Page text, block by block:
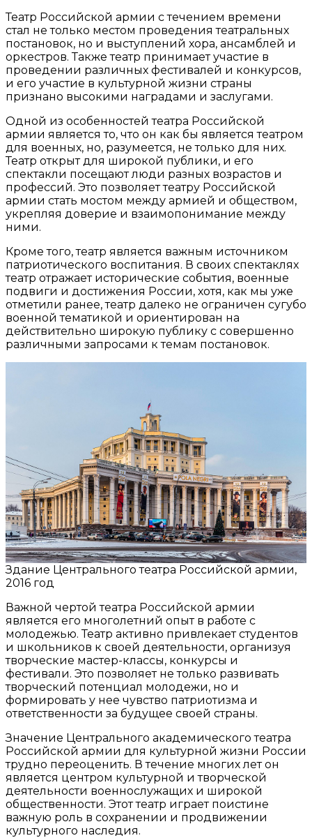
Театр Российской армии с течением времени
стал не только местом проведения театральных
постановок, но и выступлений хора, ансамблей и
оркестров. Также театр принимает участие в
проведении различных фестивалей и конкурсов,
и его участие в культурной жизни страны
признано высокими наградами и заслугами.
Одной из особенностей театра Российской
армии является то, что он как бы является театром
для военных, но, разумеется, не только для них.
Театр открыт для широкой публики, и его
спектакли посещают люди разных возрастов и
профессий. Это позволяет театру Российской
армии стать мостом между армией и обществом,
укрепляя доверие и взаимопонимание между
ними.
Кроме того, театр является важным источником
патриотического воспитания. В своих спектаклях
театр отражает исторические события, военные
подвиги и достижения России, хотя, как мы уже
отметили ранее, театр далеко не ограничен сугубо
военной тематикой и ориентирован на
действительно широкую публику с совершенно
различными запросами к темам постановок.
Здание Центрального театра Российской армии,
2016 год
Важной чертой театра Российской армии
является его многолетний опыт в работе с
молодежью. Театр активно привлекает студентов
и школьников к своей деятельности, организуя
творческие мастер-классы, конкурсы и
фестивали. Это позволяет не только развивать
творческий потенциал молодежи, но и
формировать у нее чувство патриотизма и
ответственности за будущее своей страны.
Значение Центрального академического театра
Российской армии для культурной жизни России
трудно переоценить. В течение многих лет он
является центром культурной и творческой
деятельности военнослужащих и широкой
общественности. Этот театр играет поистине
важную роль в сохранении и продвижении
культурного наследия.